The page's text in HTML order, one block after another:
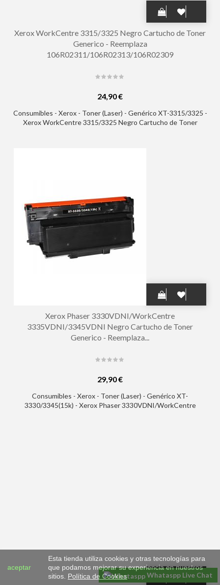
Xerox WorkCentre 3315/3325 Negro Cartucho de Toner
Generico - Reemplaza
106R02311/106R02313/106R02309
24,90 €
Consumibles - Xerox - Toner (Laser) - Genérico XT-3315/3325 -
Xerox WorkCentre 3315/3325 Negro Cartucho de Toner
Xerox Phaser 3330VDNI/WorkCentre
3335VDNI/3345VDNI Negro Cartucho de Toner
Generico - Reemplaza...
29,90 €
Consumibles - Xerox - Toner (Laser) - Genérico XT-
3330/3345(15k) - Xerox Phaser 3330VDNI/WorkCentre
aceptar
Esta tienda utiliza cookies y otras tecnologías para
que podamos mejorar su experiencia en nuestros
sitios. Política de Cookies Whataspp Live Chat